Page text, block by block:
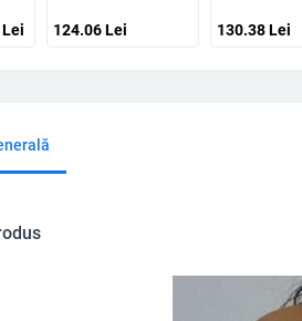
Lei 124.06Lei 130.38Lei